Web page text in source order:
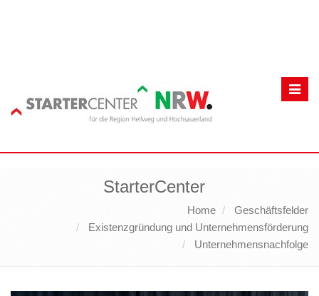
StarterCenter
Home
Geschäftsfelder
Existenzgründung und Unternehmensförderung
Unternehmensnachfolge